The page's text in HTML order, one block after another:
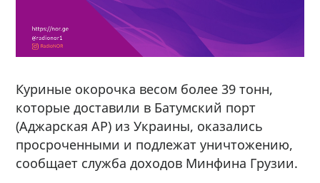
Куриные окорочка весом более 39 тонн,
которые доставили в Батумский порт
(Аджарская АР) из Украины, оказались
просроченными и подлежат уничтожению,
сообщает служба доходов Минфина Грузии.